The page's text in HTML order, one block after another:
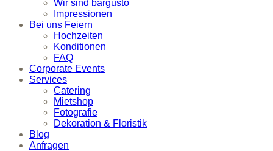
Wir sind bargusto
Impressionen
Bei uns Feiern
Hochzeiten
Konditionen
FAQ
Corporate Events
Services
Catering
Mietshop
Fotografie
Dekoration & Floristik
Blog
Anfragen